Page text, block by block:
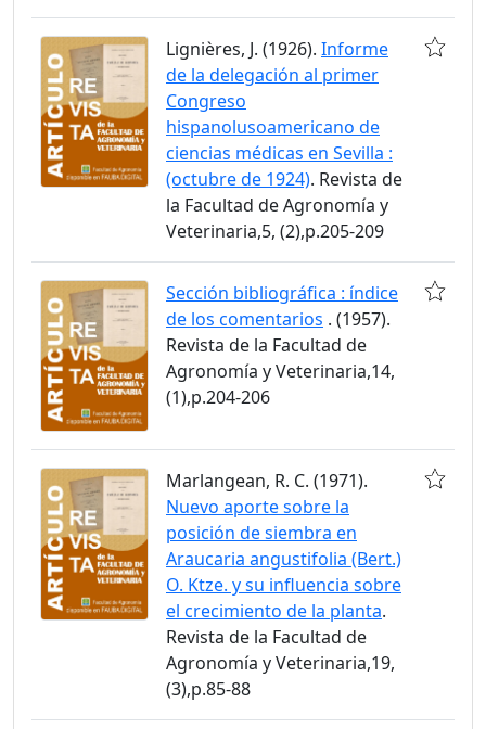
Lignières, J. (1926). Informe
de la delegación al primer
Congreso
hispanolusoamericano de
ciencias médicas en Sevilla :
(octubre de 1924). Revista de
la Facultad de Agronomía y
Veterinaria,5, (2),p.205-209
Sección bibliográfica : índice
de los comentarios . (1957).
Revista de la Facultad de
Agronomía y Veterinaria,14,
(1),p.204-206
Marlangean, R. C. (1971).
Nuevo aporte sobre la
posición de siembra en
Araucaria angustifolia (Bert.)
O. Ktze. y su influencia sobre
el crecimiento de la planta.
Revista de la Facultad de
Agronomía y Veterinaria,19,
(3),p.85-88